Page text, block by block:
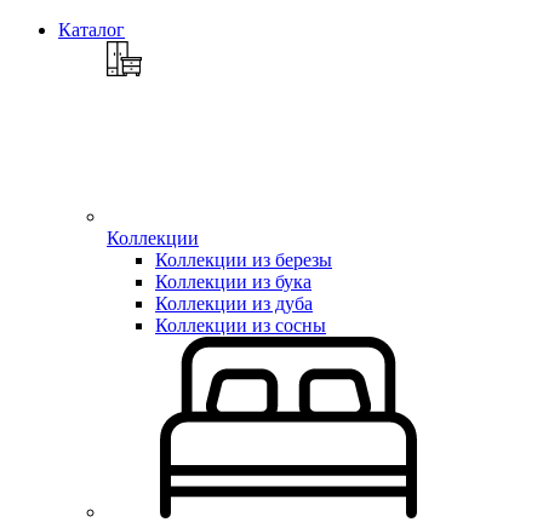
Каталог
Коллекции
Коллекции из березы
Коллекции из бука
Коллекции из дуба
Коллекции из сосны